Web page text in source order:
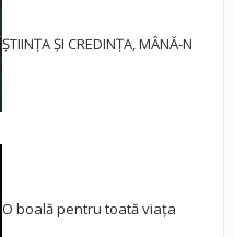
ȘTIINȚA ȘI CREDINȚA, MÂNĂ-N
O boală pentru toată viața